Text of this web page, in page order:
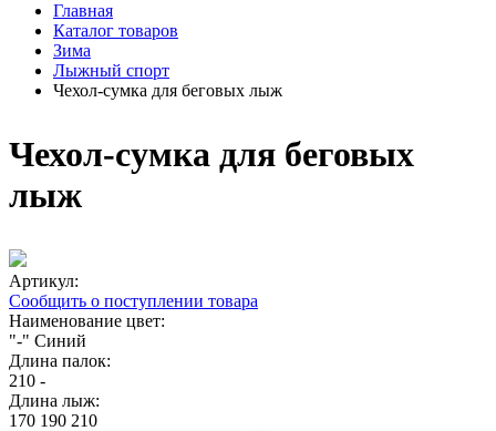
Главная
Каталог товаров
Зима
Лыжный спорт
Чехол-сумка для беговых лыж
Чехол-сумка для беговых
лыж
Артикул:
Сообщить о поступлении товара
Наименование цвет:
"-" Синий
Длина палок:
210 -
Длина лыж:
170 190 210